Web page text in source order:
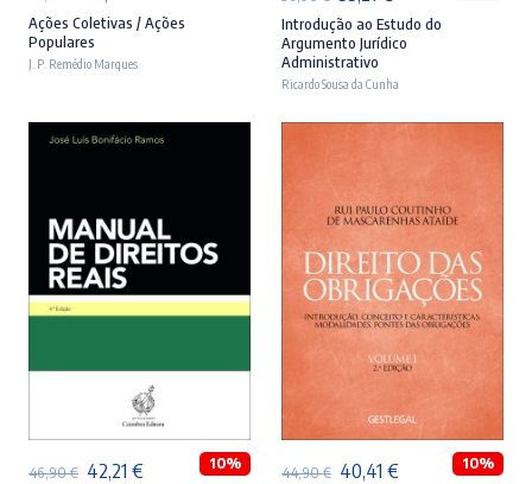
preço
original
35,90 €.
preço
32,31 €.
Ações Coletivas / Ações
Populares
J. P. Remédio Marques
preço
original
era:
36,90 €.
preço
atual
é:
33,21 €.
Introdução ao Estudo do
Argumento Jurídico
Administrativo
Ricardo Sousa da Cunha
ADICIONAR
46,90€ O
42,21 €O
10%
ADICIONAR
44,90€ O
40,41 €O
10%